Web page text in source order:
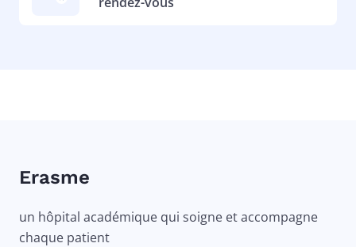
Erasme
un hôpital académique qui soigne et accompagne
chaque patient